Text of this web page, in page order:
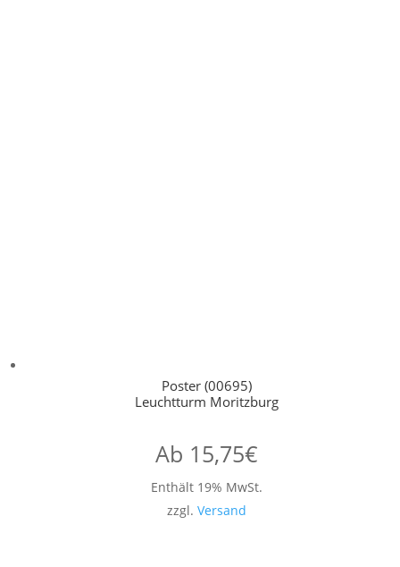
Poster (00695)
Leuchtturm Moritzburg
Ab 15,75€
Enthält 19% MwSt.
zzgl. Versand